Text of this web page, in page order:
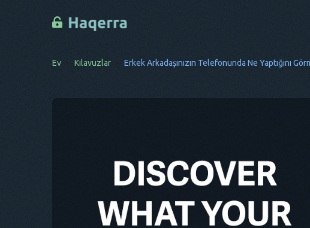
Ev Kılavuzlar Erkek Arkadaşınızın Telefonunda Ne Yaptığını